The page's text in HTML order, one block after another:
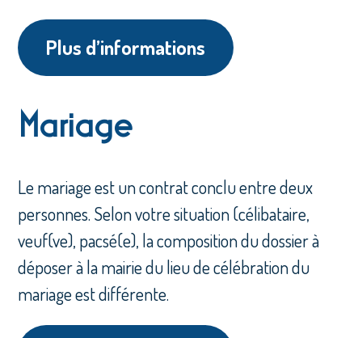
Plus d’informations
Mariage
Le mariage est un contrat conclu entre deux
personnes. Selon votre situation (célibataire,
veuf(ve), pacsé(e), la composition du dossier à
déposer à la mairie du lieu de célébration du
mariage est différente.